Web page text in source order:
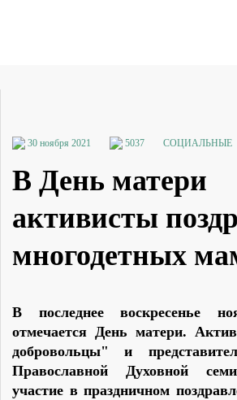
30 ноября 2021 5037 СОЦИАЛЬНЫЕ
В День матери
активисты
многодетных
В последнее воскресенье
отмечается День матери.
добровольцы" и
Православной Духовной
участие в праздничном